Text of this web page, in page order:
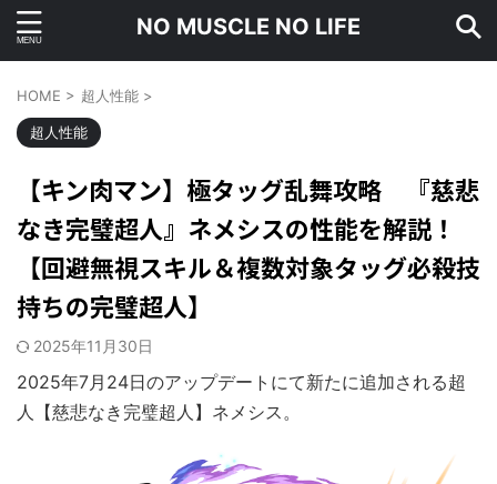
NO MUSCLE NO LIFE
HOME > 超人性能 >
超人性能
【キン肉マン】極タッグ乱舞攻略 『慈悲
なき完璧超人』ネメシスの性能を解説！
【回避無視スキル＆複数対象タッグ必殺技
持ちの完璧超人】
2025年11月30日
2025年7月24日のアップデートにて新たに追加される超
人【慈悲なき完璧超人】ネメシス。